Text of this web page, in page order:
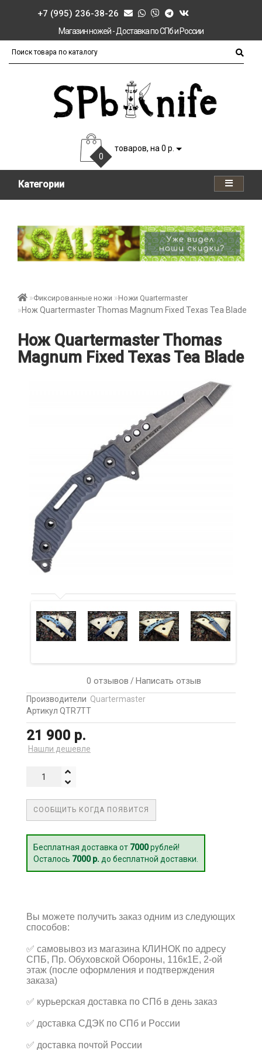
+7 (995) 236-38-26
Магазин ножей - Доставка по СПб и России
0
товаров, на 0 р.
Категории
Фиксированные ножи Ножи Quartermaster
Нож Quartermaster Thomas Magnum Fixed Texas Tea Blade
Нож Quartermaster Thomas
Magnum Fixed Texas Tea Blade
0 отзывов /Написать отзыв
Производители Quartermaster
Артикул QTR7TT
21 900 р.
Нашли дешевле
СООБЩИТЬ КОГДА ПОЯВИТСЯ
Бесплатная доставка от 7000рублей!
Осталось 7000 р. до бесплатной доставки.
Вы можете получить заказ одним из следующих
способов:
✅ самовывоз из магазина КЛИНОК по адресу
СПБ, Пр. Обуховской Обороны, 116к1Е, 2-ой
этаж (после оформления и подтверждения
заказа)
✅ курьерская доставка по СПб в день заказ
✅ доставка СДЭК по СПб и России
✅ доставка почтой России